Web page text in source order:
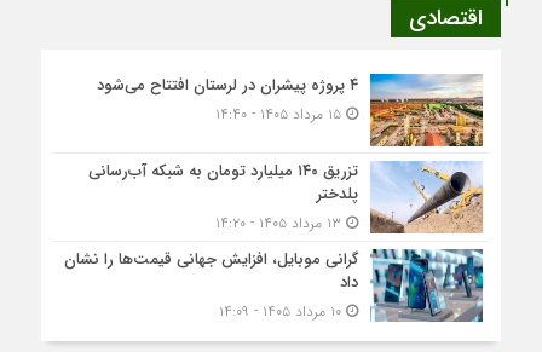
اقتصادی
۴ پروژه پیشران در لرستان افتتاح می‌شود
۱۵ مرداد ۱۴۰۵ - ۱۴:۴۰
تزریق ۱۴۰ میلیارد تومان به شبکه آب‌رسانی
پلدختر
گرانی موبایل، افزایش جهانی قیمت‌ها را نشان
داد
۱۰ مرداد ۱۴۰۵ - ۱۴:۰۹